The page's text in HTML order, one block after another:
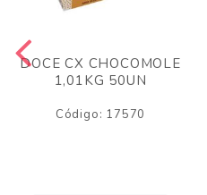
DOCE CX CHOCOMOLE
1,01KG 50UN
Código: 17570